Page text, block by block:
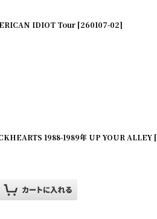
IDIOT Tour [260107-02]
1988-1989年 UP YOUR ALLEY [